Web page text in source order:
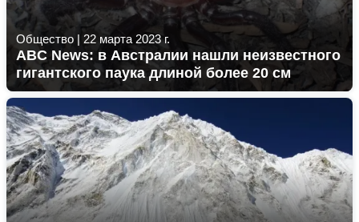
Общество | 22 марта 2023 г.
ABC News: в Австралии нашли неизвестного
гигантского паука длиной более 20 см